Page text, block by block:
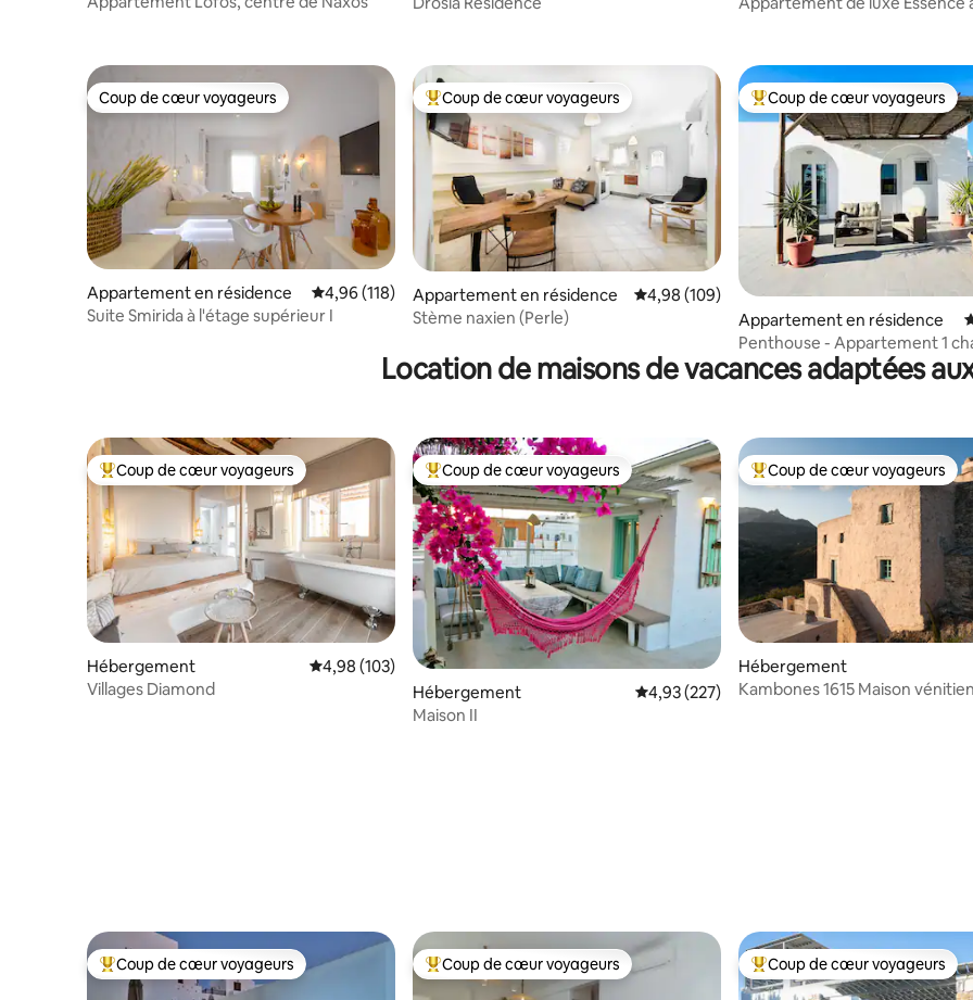
Coup de cœur voyageurs
Coup de cœur voyageurs
Appartement en résidence Évaluation moyenne sur la base de 118 commentaires : 4,96 sur 5
4,96 (118)
Suite Smirida à l'étage supérieur I
Coups de cœur voyageurs les plus appréciés
Coup de cœur voyageurs
Appartement en résidence Évaluation moyenne sur la base de 109
4,98 (109)
Stème naxien (Perle)
Coups de cœur voyageurs les
Coup de cœur voyageurs
Appartement en résidence
Penthouse - Appartement 1
avec vue sur la mer
Location de maisons de vacances adaptées
Coups de cœur voyageurs les plus appréciés
Coup de cœur voyageurs
Hébergement Évaluation moyenne sur la base de 103 commentaires : 4,98 sur 5
4,98 (103)
Villages Diamond
Coups de cœur voyageurs les plus appréciés
Coup de cœur voyageurs
Hébergement Évaluation moyenne sur la base de 227
4,93 (227)
Maison II
Coups de cœur voyageurs les
Coup de cœur voyageurs
Hébergement
Kambones 1615 Maison
Coups de cœur voyageurs les plus appréciés
Coup de cœur voyageurs Coups de cœur voyageurs les plus appréciés
Coup de cœur voyageurs Coups de cœur voyageurs les
Coup de cœur voyageurs